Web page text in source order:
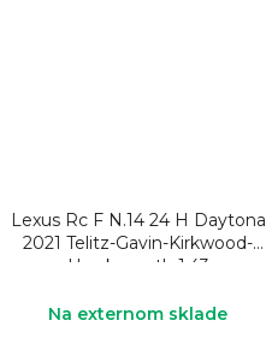
Lexus Rc F N.14 24 H Daytona
2021 Telitz-Gavin-Kirkwood-
Hawksworth 1:43
Na externom sklade